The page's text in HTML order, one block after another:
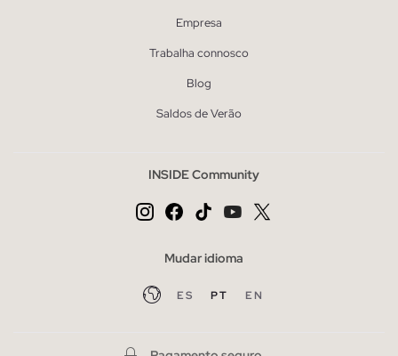
Empresa
Trabalha connosco
Blog
Saldos de Verão
INSIDE Community
Mudar idioma
ES PT EN